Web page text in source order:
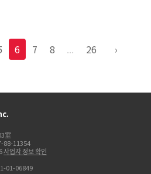
6 7 8 ... 26 ›
室
88-11354
사업자 정보 확인
01-06849